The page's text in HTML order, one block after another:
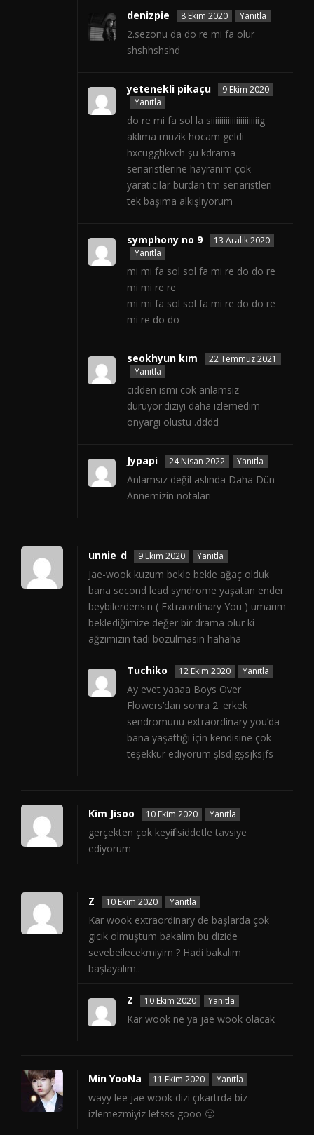
denizpie 8 Ekim 2020 Yanıtla
2.sezonu da do re mi fa olur
shshhshshd
yetenekli pikaçu
9 Ekim 2020
Yanıtla
do re mi fa sol la siiiiiiiiiiiiiiiiiiiiiiig
aklıma müzik hocam geldi
hxcugghkvch şu kdrama
senaristlerine hayranım çok
yaratıcılar burdan tm senaristleri
tek başıma alkışlıyorum
symphony no 9
13 Aralık 2020
Yanıtla
mi mi fa sol sol fa mi re do do re
mi mi re re
mi mi fa sol sol fa mi re do do re
mi re do do
seokhyun kım
22 Temmuz 2021
Yanıtla
cıdden ısmı cok anlamsız
duruyor.dızıyı daha ızlemedım
onyargı olustu .dddd
Jypapi 24 Nisan 2022 Yanıtla
Anlamsız değil aslında Daha Dün
Annemizin notaları
unnie_d 9 Ekim 2020 Yanıtla
Jae-wook kuzum bekle bekle ağaç olduk
bana second lead syndrome yaşatan ender
beybilerdensin ( Extraordinary You ) umarım
beklediğimize değer bir drama olur ki
ağzımızın tadı bozulmasın hahaha
Tuchiko 12 Ekim 2020 Yanıtla
Ay evet yaaaa Boys Over
Flowers’dan sonra 2. erkek
sendromunu extraordinary you’da
bana yaşattığı için kendisine çok
teşekkür ediyorum şlsdjgşsjksjfs
Kim Jisoo 10 Ekim 2020 Yanıtla
gerçekten çok keyifli siddetle tavsiye
ediyorum
Z 10 Ekim 2020 Yanıtla
Kar wook extraordinary de başlarda çok
gıcık olmuştum bakalım bu dizide
sevebeilecekmiyim ? Hadi bakalım
başlayalım..
Z 10 Ekim 2020 Yanıtla
Kar wook ne ya jae wook olacak
Min YooNa 11 Ekim 2020 Yanıtla
wayy lee jae wook dizi çıkartrda biz
izlemezmiyiz letsss gooo 🙂